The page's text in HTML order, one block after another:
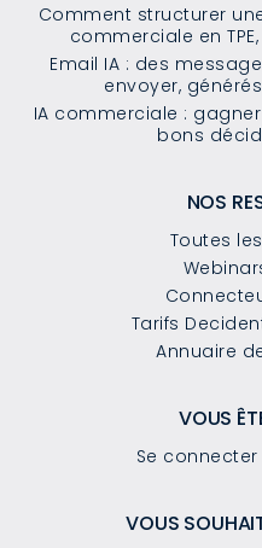
Comment structurer
commerciale en
Email IA : des
envoyer,
IA commerciale :
bons
NOS
Toutes
Tarifs
Annuaire
VOUS
Se
VOUS